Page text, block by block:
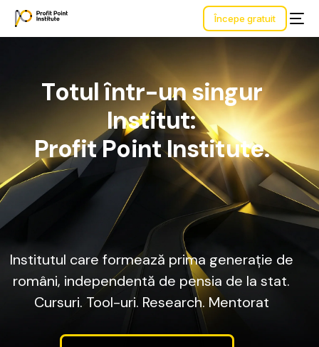
Începe gratuit
Totulîntr-unsingur
Institut:
ProfitPointInstitute.
Institutul care formează prima generație de
români, independentă de pensia de la stat.
Cursuri. Tool-uri. Research. Mentorat